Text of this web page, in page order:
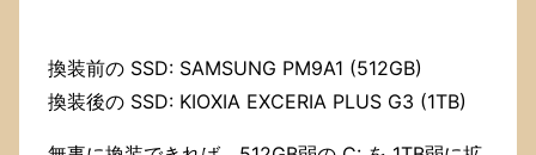
換装前の SSD: SAMSUNG PM9A1 (512GB)
換装後の SSD: KIOXIA EXCERIA PLUS G3 (1TB)